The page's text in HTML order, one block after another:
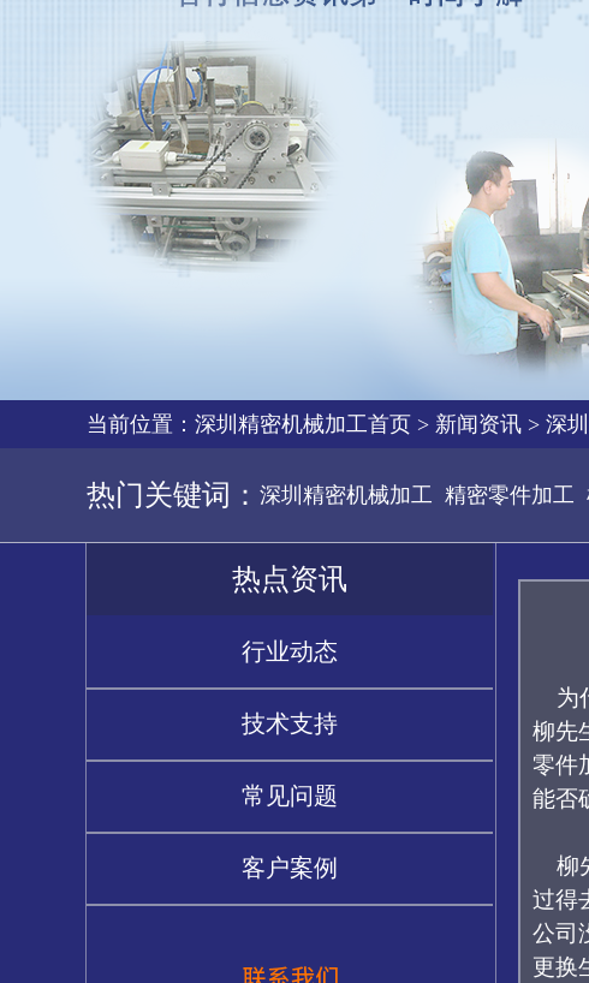
当前位置： 深圳精密机械加工首页 > 新闻资讯 > 深
热门关键词： 深圳精密机械加工 精密零件加工
热点资讯
行业动态
技术支持
常见问题
客户案例
为
柳先
零件
能否
柳
过得
公司
更换